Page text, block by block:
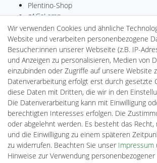
Plentino-Shop
gAGaLamp
Drohnenstore24
MeinUSB
Batteriespeicher
PlentiSolar
Gebrauchtlicht
Ledkauf
DEYESOLAR
Lightech Connect
CardanLight Europe
FORTIMO LEDs
Cardanlight-Shop
Wallbox24
Wir verwenden Cookies und ähnliche
Website und verarbeiten personenbezogene
Besucher:innen unserer Webseite (z.B. IP-
und Anzeigen zu personalisieren, Medien von
einzubinden oder Zugriffe auf unsere Website
Datenverarbeitung erfolgt erst durch gesetzte
diese Daten mit Dritten, die wir in den
Die Datenverarbeitung kann mit Einwilligung
berechtigten Interesses erfolgen. Die
oder abgelehnt werden. Es besteht das Recht,
und die Einwilligung zu einem späteren
zu widerrufen. Beachten Sie unser Impressum
Hinweise zur Verwendung